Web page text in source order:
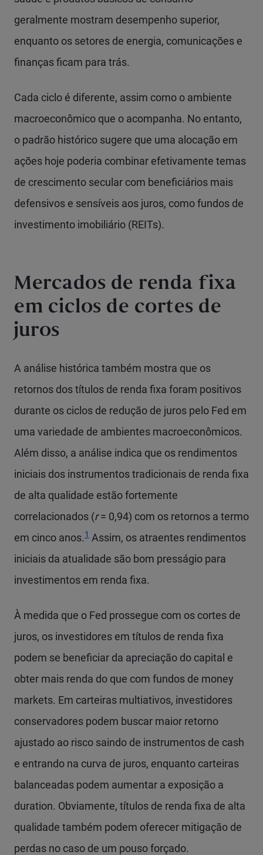
geralmente mostram desempenho superior,
enquanto os setores de energia, comunicações e
finanças ficam para trás.
Cada ciclo é diferente, assim como o ambiente
macroeconômico que o acompanha. No entanto,
o padrão histórico sugere que uma alocação em
ações hoje poderia combinar efetivamente temas
de crescimento secular com beneficiários mais
defensivos e sensíveis aos juros, como fundos de
investimento imobiliário (REITs).
Mercados de renda fixa
em ciclos de cortes de
juros
A análise histórica também mostra que os
retornos dos títulos de renda fixa foram positivos
durante os ciclos de redução de juros pelo Fed em
uma variedade de ambientes macroeconômicos.
Além disso, a análise indica que os rendimentos
iniciais dos instrumentos tradicionais de renda fixa
de alta qualidade estão fortemente
correlacionados (r= 0,94) com os retornos a termo
em cinco anos.1 Assim, os atraentes rendimentos
iniciais da atualidade são bom presságio para
investimentos em renda fixa.
À medida que o Fed prossegue com os cortes de
juros, os investidores em títulos de renda fixa
podem se beneficiar da apreciação do capital e
obter mais renda do que com fundos de money
markets. Em carteiras multiativos, investidores
conservadores podem buscar maior retorno
ajustado ao risco saindo de instrumentos de cash
e entrando na curva de juros, enquanto carteiras
balanceadas podem aumentar a exposição a
duration. Obviamente, títulos de renda fixa de alta
qualidade também podem oferecer mitigação de
perdas no caso de um pouso forçado.